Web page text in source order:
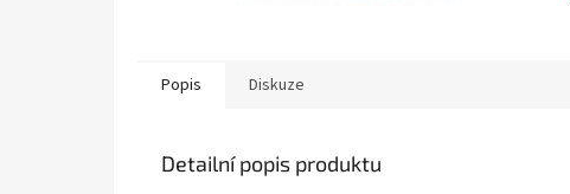
Popis Diskuze
Detailní popis produktu